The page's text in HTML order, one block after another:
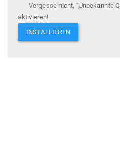
Vergesse nicht, "Unbekannte
aktivieren!
INSTALLIEREN